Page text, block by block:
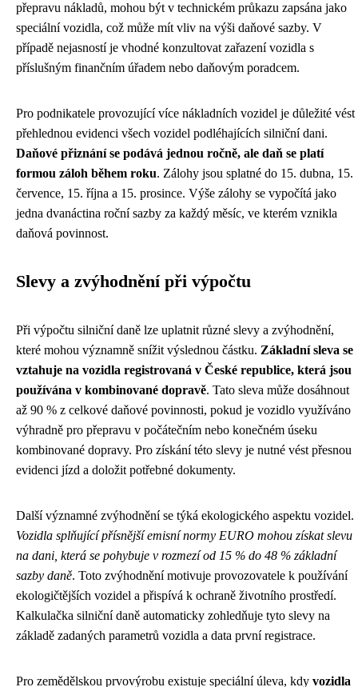
přepravu nákladů, mohou být v technickém průkazu zapsána jako
speciální vozidla, což může mít vliv na výši daňové sazby. V
případě nejasností je vhodné konzultovat zařazení vozidla s
příslušným finančním úřadem nebo daňovým poradcem.
Pro podnikatele provozující více nákladních vozidel je důležité vést
přehlednou evidenci všech vozidel podléhajících silniční dani.
Daňové přiznání se podává jednou ročně, ale daň se platí
formou záloh během roku. Zálohy jsou splatné do 15. dubna, 15.
července, 15. října a 15. prosince. Výše zálohy se vypočítá jako
jedna dvanáctina roční sazby za každý měsíc, ve kterém vznikla
daňová povinnost.
Slevy a zvýhodnění při výpočtu
Při výpočtu silniční daně lze uplatnit různé slevy a zvýhodnění,
které mohou významně snížit výslednou částku. Základní sleva se
vztahuje na vozidla registrovaná v České republice, která jsou
používána v kombinované dopravě. Tato sleva může dosáhnout
až 90 % z celkové daňové povinnosti, pokud je vozidlo využíváno
výhradně pro přepravu v počátečním nebo konečném úseku
kombinované dopravy. Pro získání této slevy je nutné vést přesnou
evidenci jízd a doložit potřebné dokumenty.
Další významné zvýhodnění se týká ekologického aspektu vozidel.
Vozidla splňující přísnější emisní normy EURO mohou získat slevu
na dani, která se pohybuje v rozmezí od 15 % do 48 % základní
sazby daně. Toto zvýhodnění motivuje provozovatele k používání
ekologičtějších vozidel a přispívá k ochraně životního prostředí.
Kalkulačka silniční daně automaticky zohledňuje tyto slevy na
základě zadaných parametrů vozidla a data první registrace.
Pro zemědělskou prvovýrobu existuje speciální úleva, kdy vozidla